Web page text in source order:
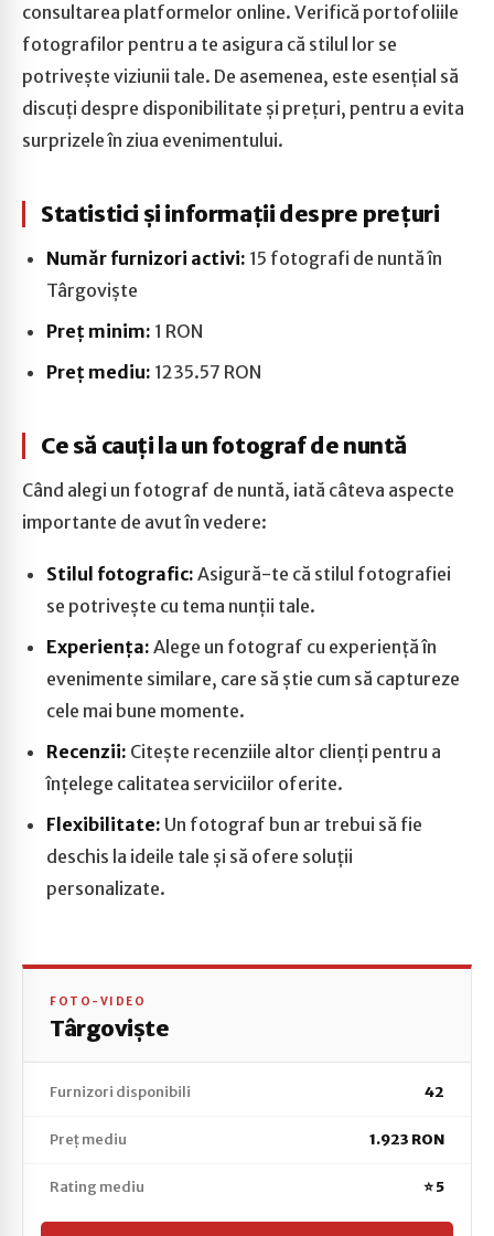
consultarea platformelor online. Verifică portofoliile
fotografilor pentru a te asigura că stilul lor se
potrivește viziunii tale. De asemenea, este esențial să
discuți despre disponibilitate și prețuri, pentru a evita
surprizele în ziua evenimentului.
Statistici și informații despre prețuri
Număr furnizori activi: 15 fotografi de nuntă în
Târgoviște
Preț minim: 1 RON
Preț mediu: 1235.57 RON
Ce să cauți la un fotograf de nuntă
Când alegi un fotograf de nuntă, iată câteva aspecte
importante de avut în vedere:
Stilul fotografic: Asigură-te că stilul fotografiei
se potrivește cu tema nunții tale.
Experiența: Alege un fotograf cu experiență în
evenimente similare, care să știe cum să captureze
cele mai bune momente.
Recenzii: Citește recenziile altor clienți pentru a
înțelege calitatea serviciilor oferite.
Flexibilitate: Un fotograf bun ar trebui să fie
deschis la ideile tale și să ofere soluții
personalizate.
FOTO-VIDEO
Târgoviște
Furnizori disponibili 42
Preț mediu 1.923 RON
Rating mediu ⭐ 5